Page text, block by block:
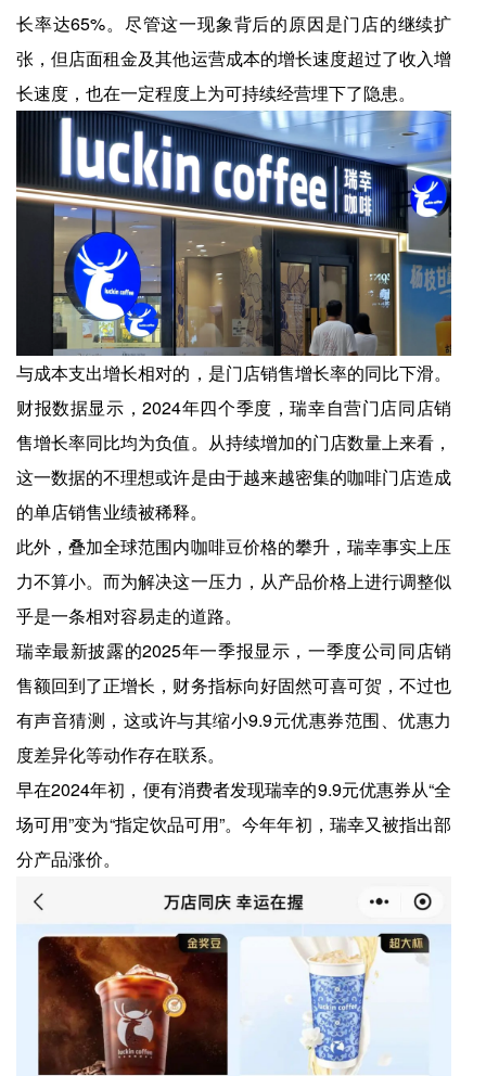
长率达65%。尽管这一现象背后的原因是门店的继续扩
张，但店面租金及其他运营成本的增长速度超过了收入增
长速度，也在一定程度上为可持续经营埋下了隐患。
与成本支出增长相对的，是门店销售增长率的同比下滑。
财报数据显示，2024年四个季度，瑞幸自营门店同店销
售增长率同比均为负值。从持续增加的门店数量上来看，
这一数据的不理想或许是由于越来越密集的咖啡门店造成
的单店销售业绩被稀释。
此外，叠加全球范围内咖啡豆价格的攀升，瑞幸事实上压
力不算小。而为解决这一压力，从产品价格上进行调整似
乎是一条相对容易走的道路。
瑞幸最新披露的2025年一季报显示，一季度公司同店销
售额回到了正增长，财务指标向好固然可喜可贺，不过也
有声音猜测，这或许与其缩小9.9元优惠券范围、优惠力
度差异化等动作存在联系。
早在2024年初，便有消费者发现瑞幸的9.9元优惠券从“全
场可用”变为“指定饮品可用”。今年年初，瑞幸又被指出部
分产品涨价。